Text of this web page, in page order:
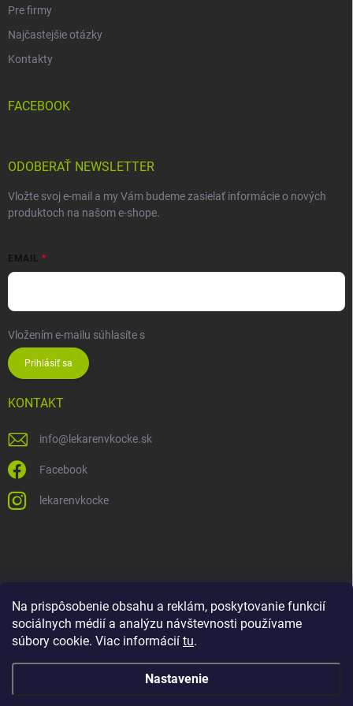
Na prispôsobenie obsahu a reklám, poskytovanie funkcií
sociálnych médií a analýzu návštevnosti používame
súbory cookie. Viac informácií tu.
Nastavenie
Pre firmy
Najčastejšie otázky
Kontakty
FACEBOOK
ODOBERAŤ NEWSLETTER
Vložte svoj e-mail a my Vám budeme zasielať informácie o nových
produktoch na našom e-shope.
EMAIL
Vložením e-mailu súhlasíte s
Prihlásiť sa
KONTAKT
info@ lekarenvkocke.sk
Facebook
lekarenvkocke